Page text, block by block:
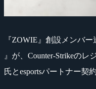
『ZOWIE』創設メンバ
』が、Counter-Strikeのレ
氏とesportsパートナー契